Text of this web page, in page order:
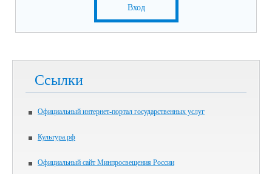
Вход
Ссылки
Официальный интернет-портал государственных услуг
Культура.рф
Официальный сайт Минпросвещения России